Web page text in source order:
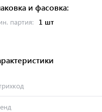
и фасовка:
партия: 1 шт